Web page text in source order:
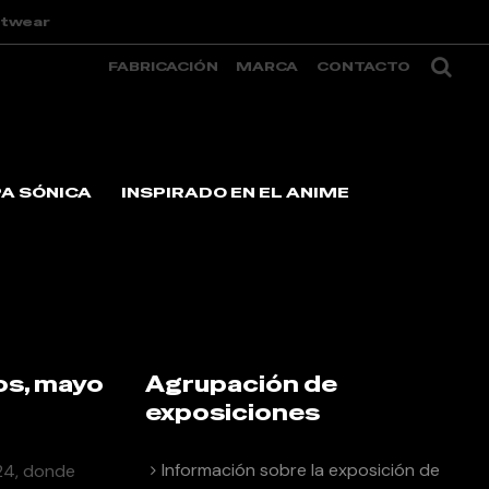
FABRICACIÓN MARCA CONTACTO
SÓNICA INSPIRADO EN EL ANIME
mayo
donde
Agrupación de
exposiciones
Información sobre la exposición de